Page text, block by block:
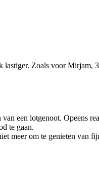
Zoals voor Mirjam,
een lotgenoot. Opeens
te gaan.
meer om te genieten van